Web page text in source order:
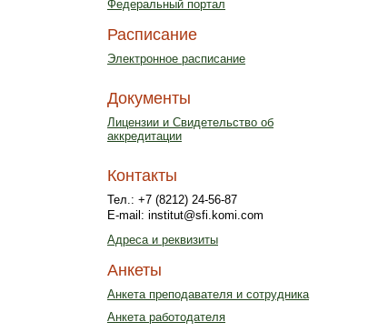
Федеральный портал
Расписание
Электронное расписание
Документы
Лицензии и Свидетельство об
аккредитации
Контакты
Тел.: +7 (8212) 24-56-87
E-mail: institut@sfi.komi.com
Адреса и реквизиты
Анкеты
Анкета преподавателя и сотрудника
Анкета работодателя